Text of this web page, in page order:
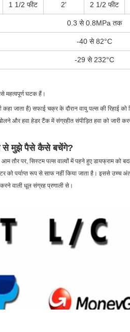
1 1/2 फीट 2' 2 1/2 फीट
0.3 से 0.8MPa तक
-40 से 82°C
-29 से 232°C
महत्वपूर्ण घटक हैं।
जाता है) सफाई चक्र के दौरान वायु पल्स की रिहाई
और हवा हेडर टैंक में संग्रहीत संपीड़ित हवा को जारी
से मुझे पैसे कैसे बचेंगे?
तौर पर, सिस्टम पल्स वाल्वों में पहने हुए डायफ्राम
को पर्याप्त रूप से साफ नहीं किया जाता है। इससे
वाली धूल संग्रह प्रणाली से।